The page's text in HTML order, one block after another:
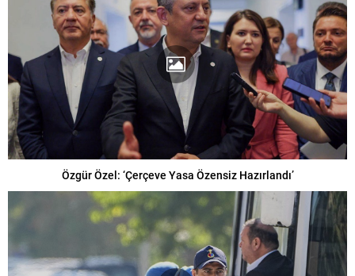
Özgür Özel: ‘Çerçeve Yasa Özensiz Hazırlandı’